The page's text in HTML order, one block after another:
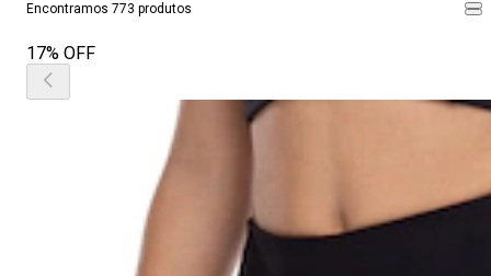
Encontramos 773 produtos
17% OFF